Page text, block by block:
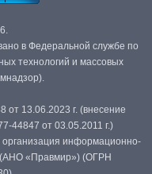
в Федеральной службе по
технологий и массовых
13.06.2023 г. (внесение
44847 от 03.05.2011 г.)
информационно-
«Правмир») (ОГРН